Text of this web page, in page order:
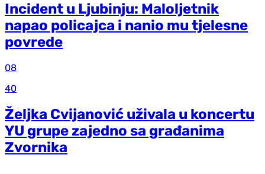
Incident u Ljubinju: Maloljetnik
napao policajca i nanio mu tjelesne
povrede
08
40
Željka Cvijanović uživala u koncertu
YU grupe zajedno sa građanima
Zvornika